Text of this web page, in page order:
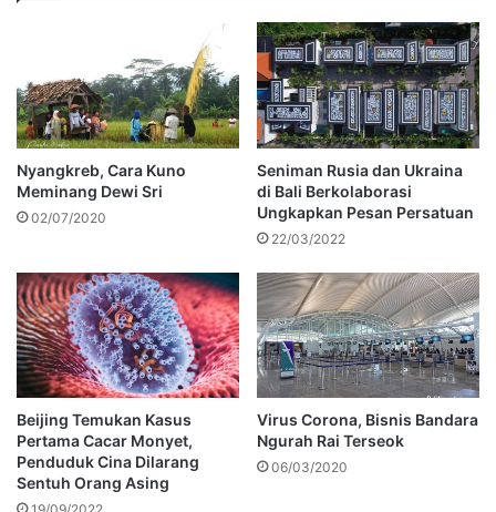
Nyangkreb, Cara Kuno
Meminang Dewi Sri
02/07/2020
Seniman Rusia dan Ukraina
di Bali Berkolaborasi
Ungkapkan Pesan Persatuan
22/03/2022
Beijing Temukan Kasus
Pertama Cacar Monyet,
Penduduk Cina Dilarang
Sentuh Orang Asing
Virus Corona, Bisnis Bandara
Ngurah Rai Terseok
06/03/2020